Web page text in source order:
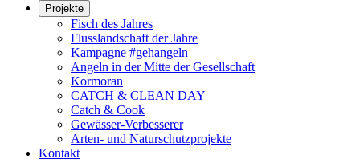
Projekte
Fisch des Jahres
Flusslandschaft der Jahre
Kampagne #gehangeln
Angeln in der Mitte der Gesellschaft
Kormoran
CATCH & CLEAN DAY
Catch & Cook
Gewässer-Verbesserer
Arten- und Naturschutzprojekte
Kontakt